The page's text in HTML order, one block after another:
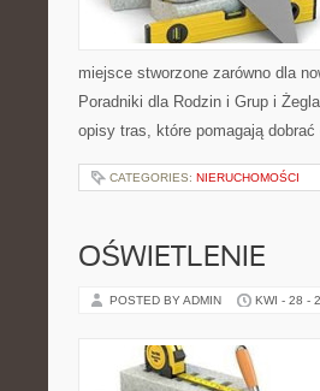
miejsce stworzone zarówno dla
Poradniki dla Rodzin i Grup i
opisy tras, które pomagają
CATEGORIES: NIERUCHOMOŚCI
OŚWIETLENIE
POSTED BY ADMIN KWI - 28 -